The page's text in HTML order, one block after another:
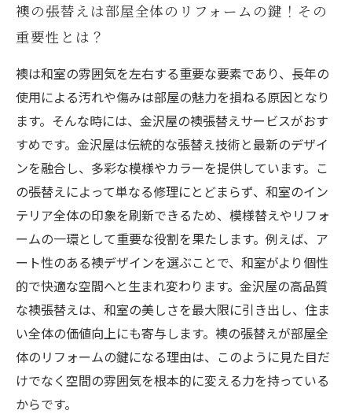
襖の張替えは部屋全体のリフォームの鍵！その
重要性とは？
襖は和室の雰囲気を左右する重要な要素であり、長年の
使用による汚れや傷みは部屋の魅力を損ねる原因となり
ます。そんな時には、金沢屋の襖張替えサービスがおす
すめです。金沢屋は伝統的な張替え技術と最新のデザイ
ンを融合し、多彩な模様やカラーを提供しています。こ
の張替えによって単なる修理にとどまらず、和室のイン
テリア全体の印象を刷新できるため、模様替えやリフォ
ームの一環として重要な役割を果たします。例えば、ア
ート性のある襖デザインを選ぶことで、和室がより個性
的で快適な空間へと生まれ変わります。金沢屋の高品質
な襖張替えは、和室の美しさを最大限に引き出し、住ま
い全体の価値向上にも寄与します。襖の張替えが部屋全
体のリフォームの鍵になる理由は、このように見た目だ
けでなく空間の雰囲気を根本的に変える力を持っている
からです。